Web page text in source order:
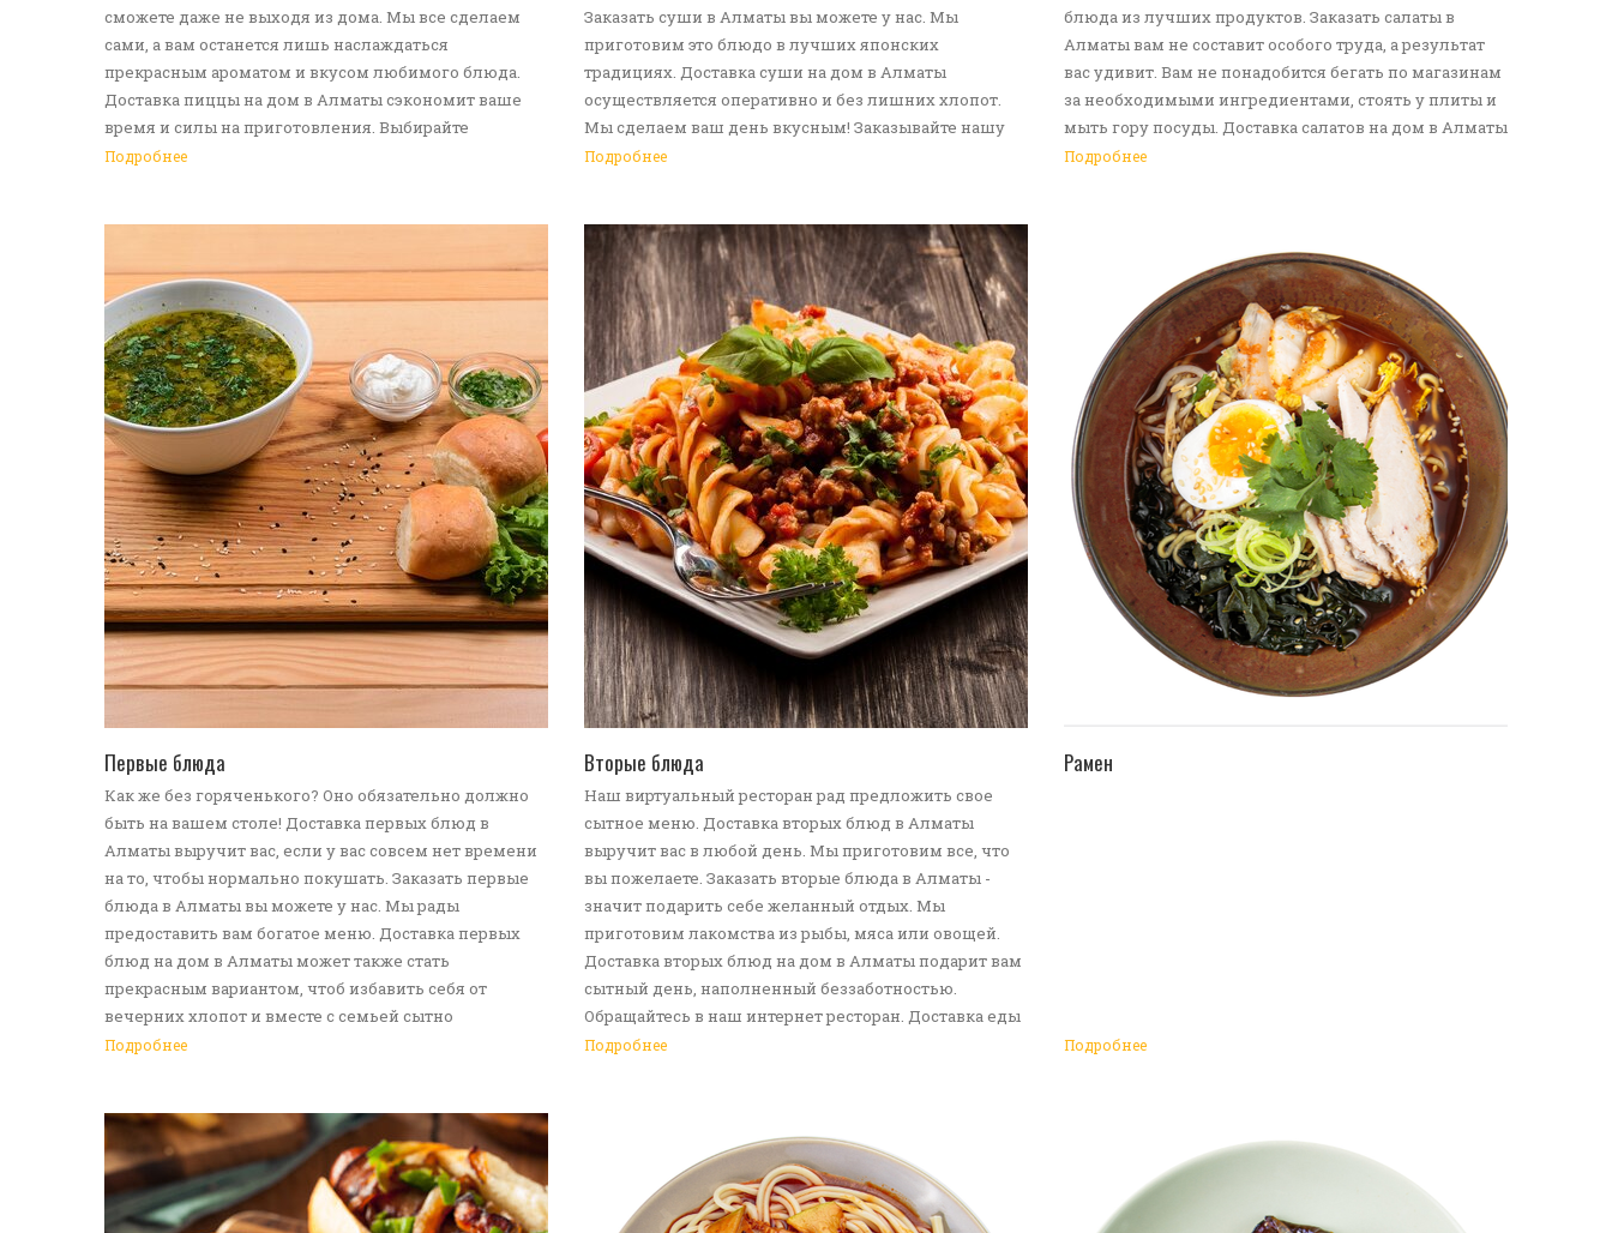
сможете даже не выходя из дома. Мы все сделаем
сами, а вам останется лишь наслаждаться
прекрасным ароматом и вкусом любимого блюда.
Доставка пиццы на дом в Алматы сэкономит ваше
время и силы на приготовления. Выбирайте
понравившуюся итальянскую лепешку, а мы -
Подробнее
Заказать суши в Алматы вы можете у нас. Мы
приготовим это блюдо в лучших японских
традициях. Доставка суши на дом в Алматы
осуществляется оперативно и без лишних хлопот.
Мы сделаем ваш день вкусным! Заказывайте нашу
услугу доставка еды в Алматы!
Подробнее
блюда из лучших продуктов. Заказать салаты в
Алматы вам не составит особого труда, а результат
вас удивит. Вам не понадобится бегать по магазинам
за необходимыми ингредиентами, стоять у плиты и
мыть гору посуды. Доставка салатов на дом в Алматы
станет отличным решение для вас и ваших родных,
Подробнее
Первые блюда
Как же без горяченького? Оно обязательно должно
быть на вашем столе! Доставка первых блюд в
Алматы выручит вас, если у вас совсем нет времени
на то, чтобы нормально покушать. Заказать первые
блюда в Алматы вы можете у нас. Мы рады
предоставить вам богатое меню. Доставка первых
блюд на дом в Алматы может также стать
прекрасным вариантом, чтоб избавить себя от
вечерних хлопот и вместе с семьей сытно
поужинать. Доставка еды в Алматы - идеальное
Подробнее
Вторые блюда
Наш виртуальный ресторан рад предложить свое
сытное меню. Доставка вторых блюд в Алматы
выручит вас в любой день. Мы приготовим все, что
вы пожелаете. Заказать вторые блюда в Алматы -
значит подарить себе желанный отдых. Мы
приготовим лакомства из рыбы, мяса или овощей.
Доставка вторых блюд на дом в Алматы подарит вам
сытный день, наполненный беззаботностью.
Обращайтесь в наш интернет ресторан. Доставка еды
в Алматы - ваш идеальный выбор!
Подробнее
Рамен
Подробнее